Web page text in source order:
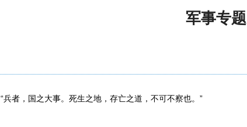
军事专题
“兵者，国之大事。死生之地，存亡之道，不可不察也。”